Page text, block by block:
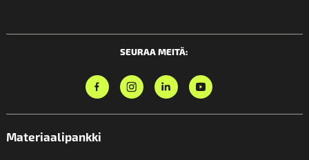
SEURAA MEITÄ:
Materiaalipankki